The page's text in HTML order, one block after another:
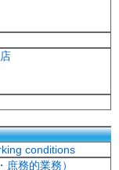
conditions
務的業務）